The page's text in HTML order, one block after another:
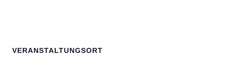
VERANSTALTUNGSORT